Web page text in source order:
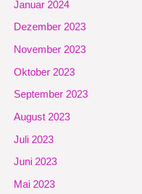
Januar 2024
Dezember 2023
November 2023
Oktober 2023
September 2023
August 2023
Juli 2023
Juni 2023
Mai 2023